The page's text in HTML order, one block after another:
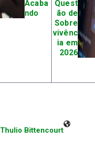
Acaba
ndo
Quest
ão de
Sobre
vivênc
ia em
2026
Thulio Bittencourt